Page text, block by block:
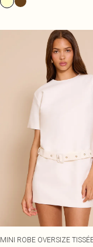
MINI ROBE OVERSIZE